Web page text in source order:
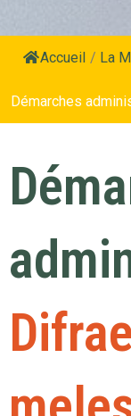
Accueil / La
Démarches